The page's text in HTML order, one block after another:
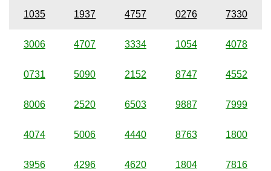
1035 1937 4757 0276 7330
3006 4707 3334 1054 4078
0731 5090 2152 8747 4552
8006 2520 6503 9887 7999
4074 5006 4440 8763 1800
3956 4296 4620 1804 7816